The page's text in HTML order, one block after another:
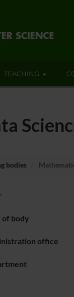
TEACHING
bodies
of body
office